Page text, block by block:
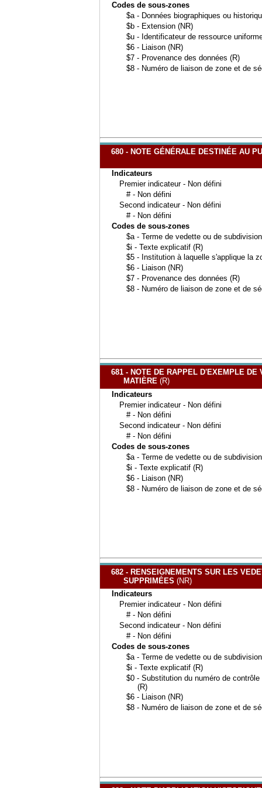
Codes de sous-zones
$a - Données biographiques ou
$b - Extension (NR)
$u - Identificateur de ressource
$6 - Liaison (NR)
$7 - Provenance des données (R)
$8 - Numéro de liaison de zone et de
680 - NOTE GÉNÉRALE DESTINÉE AU
Indicateurs
Premier indicateur - Non défini
# - Non défini
Second indicateur - Non défini
# - Non défini
Codes de sous-zones
$a - Terme de vedette ou de
$i - Texte explicatif (R)
$5 - Institution à laquelle s'applique la
$6 - Liaison (NR)
$7 - Provenance des données (R)
$8 - Numéro de liaison de zone et de
681 - NOTE DE RAPPEL D'EXEMPLE DE
MATIÈRE (R)
Indicateurs
Premier indicateur - Non défini
# - Non défini
Second indicateur - Non défini
# - Non défini
Codes de sous-zones
$a - Terme de vedette ou de
$i - Texte explicatif (R)
$6 - Liaison (NR)
$8 - Numéro de liaison de zone et de
682 - RENSEIGNEMENTS SUR LES
SUPPRIMÉES (NR)
Indicateurs
Premier indicateur - Non défini
# - Non défini
Second indicateur - Non défini
# - Non défini
Codes de sous-zones
$a - Terme de vedette ou de
$i - Texte explicatif (R)
$0 - Substitution du numéro de
(R)
$6 - Liaison (NR)
$8 - Numéro de liaison de zone et de